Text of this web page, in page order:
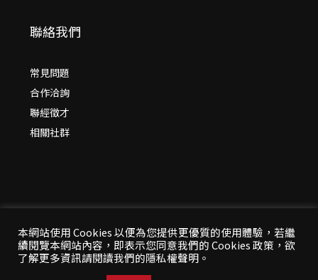
聯絡我們
常見問題
合作洽詢
聯經徵才
相關社群
© 2026 年聯經出版：思考，連結過去與未來
All Rights Reserved | 本站台資料為版權所有，非經同
本網站使用 Cookies 以便為您提供更優質的使用體驗，若繼
續閱覽本網站內容，即表示您同意我們的 Cookies 政策，欲
了解更多資訊請閱讀我們的隱私權聲明。